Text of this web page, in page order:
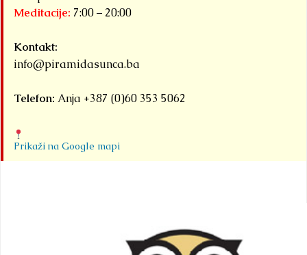
Meditacije: 7:00 – 20:00
Kontakt:
info@piramidasunca.ba
Telefon: Anja +387 (0)60 353 5062
Prikaži na Google mapi